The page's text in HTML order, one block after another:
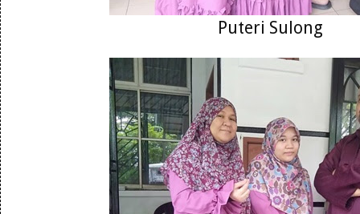
Puteri Sulong